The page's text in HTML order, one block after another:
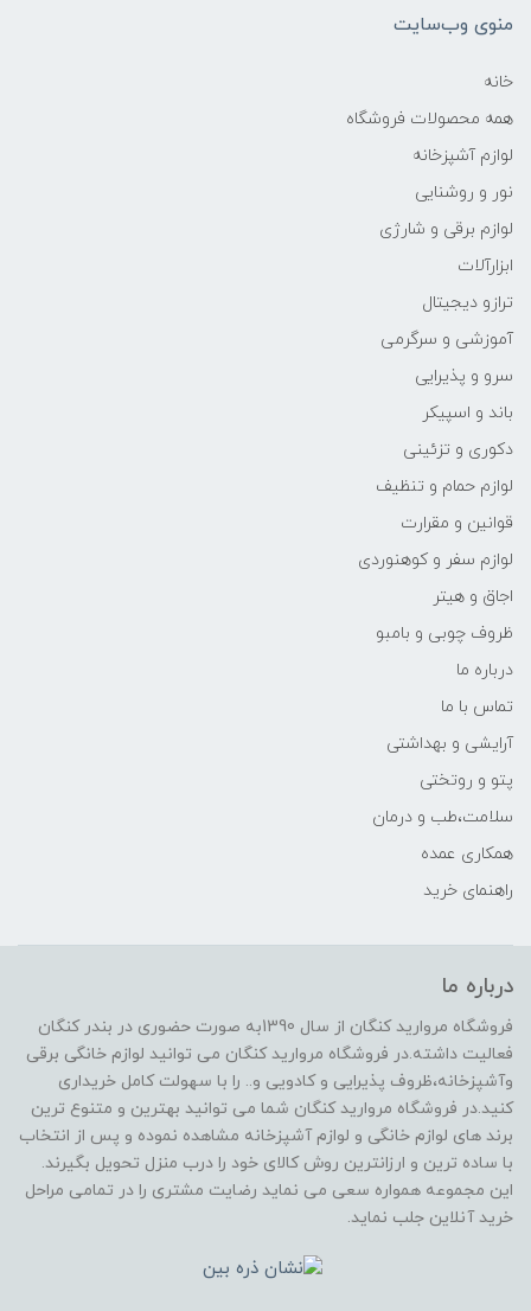
منوی وب‌سایت
خانه
همه محصولات فروشگاه
لوازم آشپزخانه
نور و روشنایی
لوازم برقی و شارژی
ابزارآلات
ترازو دیجیتال
آموزشی و سرگرمی
سرو و پذیرایی
باند و اسپیکر
دکوری و تزئینی
لوازم حمام و تنظیف
قوانین و مقرارت
لوازم سفر و کوهنوردی
اجاق و هیتر
ظروف چوبی و بامبو
درباره ما
تماس با ما
آرایشی و بهداشتی
پتو و روتختی
سلامت،طب و درمان
همکاری عمده
راهنمای خرید
درباره ما
فروشگاه مروارید کنگان از سال 1390به صورت حضوری در بندر کنگان
فعالیت داشته.در فروشگاه مروارید کنگان می توانید لوازم خانگی برقی
وآشپزخانه،ظروف پذیرایی و کادویی و.. را با سهولت کامل خریداری
کنید.در فروشگاه مروارید کنگان شما می توانید بهترین و متنوع ترین
برند های لوازم خانگی و لوازم آشپزخانه مشاهده نموده و پس از انتخاب
با ساده ترین و ارزانترین روش کالای خود را درب منزل تحویل بگیرند.
این مجموعه همواره سعی می نماید رضایت مشتری را در تمامی مراحل
خرید آنلاین جلب نماید.